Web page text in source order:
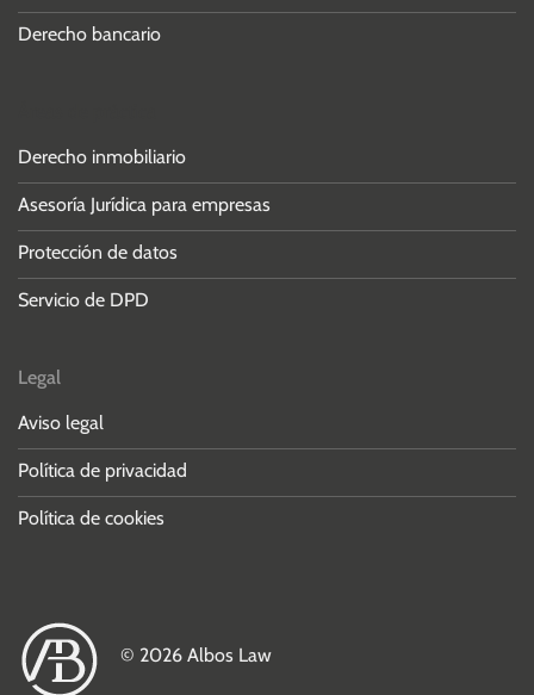
Derecho bancario
Derecho inmobiliario
Asesoría Jurídica para empresas
Protección de datos
Servicio de DPD
Legal
Aviso legal
Política de privacidad
Política de cookies
© 2026 Albos Law